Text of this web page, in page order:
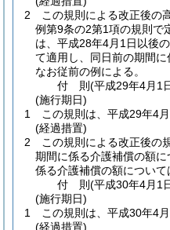
2
この規則による改正後の
例第9条の2第1項の規則で
は、平成28年4月1日以後
て適用し、同日前の期間に
なお従前の例による。
付 則(平成29年4月1
(施行期日)
1
この規則は、平成29年4
(経過措置)
2
この規則による改正後の
期間に係る介護補償の額
係る介護補償の額について
付 則(平成30年4月1
(施行期日)
1
この規則は、平成30年4
(経過措置)